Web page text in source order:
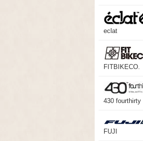
eclat
FITBIKECO.
430 fourthirty
FUJI